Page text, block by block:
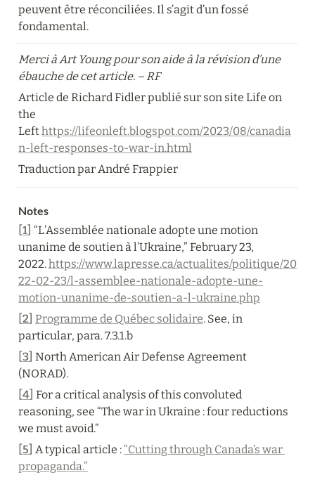
peuvent être réconciliées. Il s’agit d’un fossé
fondamental.
Merci à Art Young pour son aide à la révision d’une
ébauche de cet article. – RF
Article de Richard Fidler publié sur son site Life on
the
Left https://lifeonleft.blogspot.com/2023/08/canadia
n-left-responses-to-war-in.html
Traduction par André Frappier
Notes
[1] “L’Assemblée nationale adopte une motion
unanime de soutien à l’Ukraine,” February 23,
2022. https://www.lapresse.ca/actualites/politique/20
22-02-23/l-assemblee-nationale-adopte-une-
motion-unanime-de-soutien-a-l-ukraine.php
[2] Programme de Québec solidaire. See, in
particular, para. 7.3.1.b
[3] North American Air Defense Agreement
(NORAD).
[4] For a critical analysis of this convoluted
reasoning, see “The war in Ukraine : four reductions
we must avoid.”
[5] A typical article : “Cutting through Canada’s war
propaganda.”